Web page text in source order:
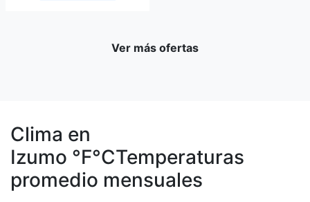
Ver más ofertas
Clima en
Izumo °F°CTemperaturas
promedio mensuales